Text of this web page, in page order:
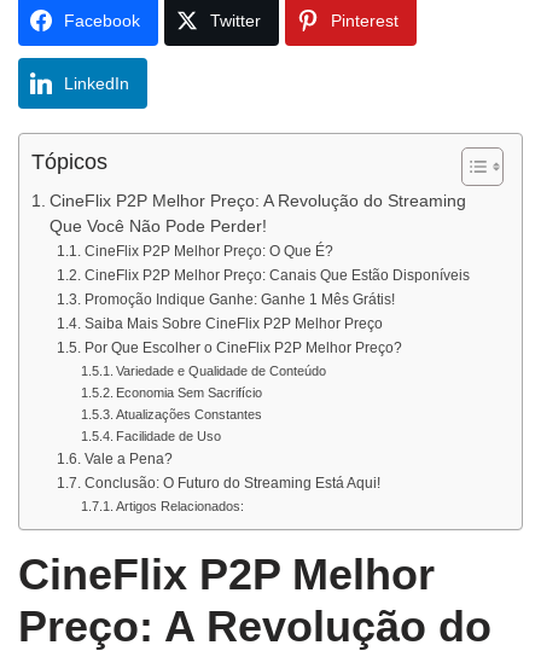
Facebook Twitter Pinterest
LinkedIn
Tópicos
CineFlix P2P Melhor Preço: A Revolução do Streaming
Que Você Não Pode Perder!
CineFlix P2P Melhor Preço: O Que É?
CineFlix P2P Melhor Preço: Canais Que Estão Disponíveis
Promoção Indique Ganhe: Ganhe 1 Mês Grátis!
Saiba Mais Sobre CineFlix P2P Melhor Preço
Por Que Escolher o CineFlix P2P Melhor Preço?
Variedade e Qualidade de Conteúdo
Economia Sem Sacrifício
Atualizações Constantes
Facilidade de Uso
Vale a Pena?
Conclusão: O Futuro do Streaming Está Aqui!
Artigos Relacionados:
CineFlix P2P Melhor
Preço: A Revolução do